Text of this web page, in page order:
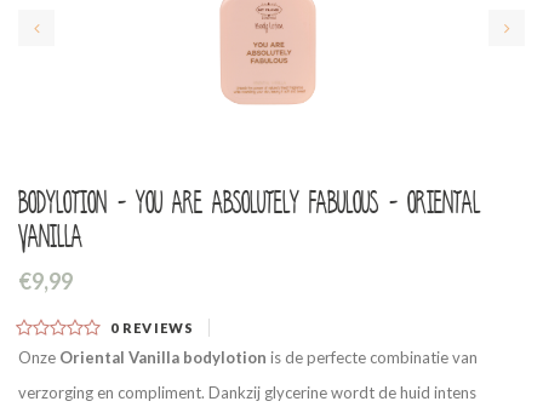
Bodylotion - You are absolutely fabulous - Oriental
Vanilla
€9,99
0 REVIEWS
Onze Oriental Vanilla bodylotion is de perfecte combinatie van
verzorging en compliment. Dankzij glycerine wordt de huid intens